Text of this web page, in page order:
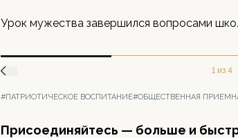
Урок мужества завершился вопросами
1 из 4
#ПАТРИОТИЧЕСКОЕ ВОСПИТАНИЕ#ОБЩЕСТВЕННАЯ
Присоединяйтесь — больше и